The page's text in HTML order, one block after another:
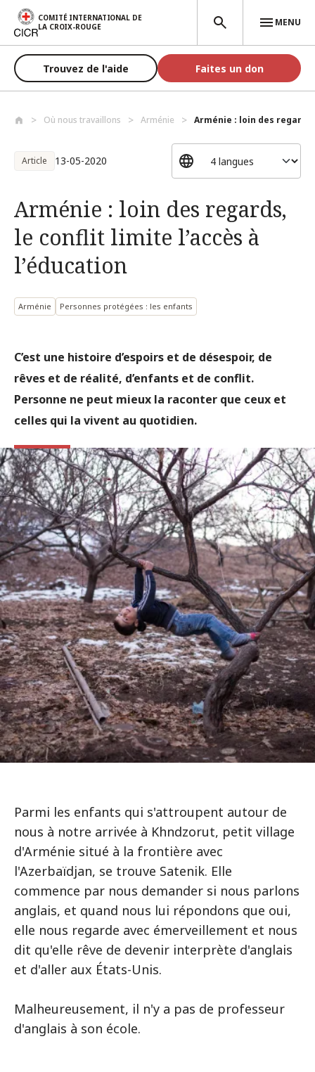
Aller au contenu principal
COMITÉ INTERNATIONAL DE
LA CROIX-ROUGE
MENU
Trouvez de l'aide Faites un don
Où nous travaillons Arménie Arménie : loin des
Article 13-05-2020
Arménie : loin des regards,
le conflit limite l’accès à
l’éducation
Arménie Personnes protégées : les enfants
C’est une histoire d’espoirs et de désespoir, de
rêves et de réalité, d’enfants et de conflit.
Personne ne peut mieux la raconter que ceux et
celles qui la vivent au quotidien.
Parmi les enfants qui s'attroupent autour de
nous à notre arrivée à Khndzorut, petit village
d'Arménie situé à la frontière avec
l'Azerbaïdjan, se trouve Satenik. Elle
commence par nous demander si nous parlons
anglais, et quand nous lui répondons que oui,
elle nous regarde avec émerveillement et nous
dit qu'elle rêve de devenir interprète d'anglais
et d'aller aux États-Unis.
Malheureusement, il n'y a pas de professeur
d'anglais à son école.